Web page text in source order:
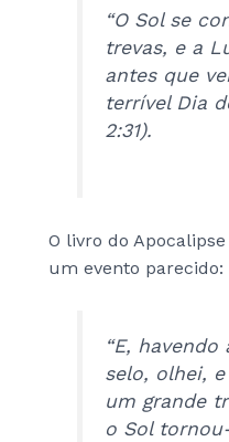
“O Sol se
trevas, e a
antes que
terrível Dia
2:31).
O livro do
um evento parecido:
“E,
selo, olhei,
um grande
o Sol